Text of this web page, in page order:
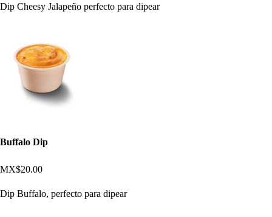
Dip Cheesy Jalapeño perfecto para dipear
Buffalo Dip
MX$20.00
Dip Buffalo, perfecto para dipear